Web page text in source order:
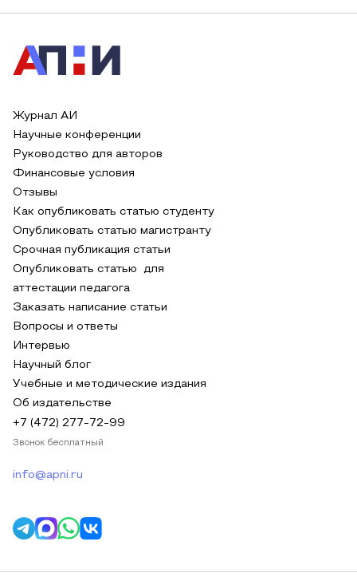
Журнал АИ
Научные конференции
Руководство для авторов
Финансовые условия
Отзывы
Как опубликовать статью студенту
Опубликовать статью магистранту
Срочная публикация статьи
Опубликовать статью для
аттестации педагога
Заказать написание статьи
Вопросы и ответы
Интервью
Научный блог
Учебные и методические издания
Об издательстве
+7 (472) 277-72-99
Звонок бесплатный
info@apni.ru